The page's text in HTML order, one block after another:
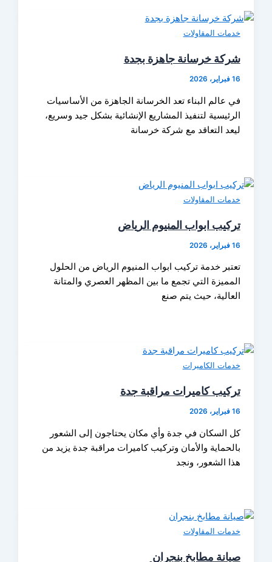
خدمات المقاولات
شركة خرسانة جاهزة بجدة
16 فبراير، 2026
في عالم البناء تعد الخرسانة الجاهزة من الأساسيات
الرئيسية لتنفيذ المشاريع الإنشائية بشكل جيد وسريع،
ليعد التعاقد مع شركة خرسانة
خدمات المقاولات
تركيب ابواب المنيوم الرياض
16 فبراير، 2026
تعتبر خدمة تركيب ابواب المنيوم الرياض من الحلول
المميزة التي تجمع ما بين المظهر العصري والمتانة
العالية، حيث يتم صنع
خدمات الكاميرات
تركيب كاميرات مراقبة جدة
16 فبراير، 2026
كل السكان في جدة وأي مكان يحتاجون إلى الشعور
بالحماية والأمان وتركيب كاميرات مراقبة جدة يزيد من
هذا الشعور، ونجد
خدمات المقاولات
صيانة مطابخ بنجران